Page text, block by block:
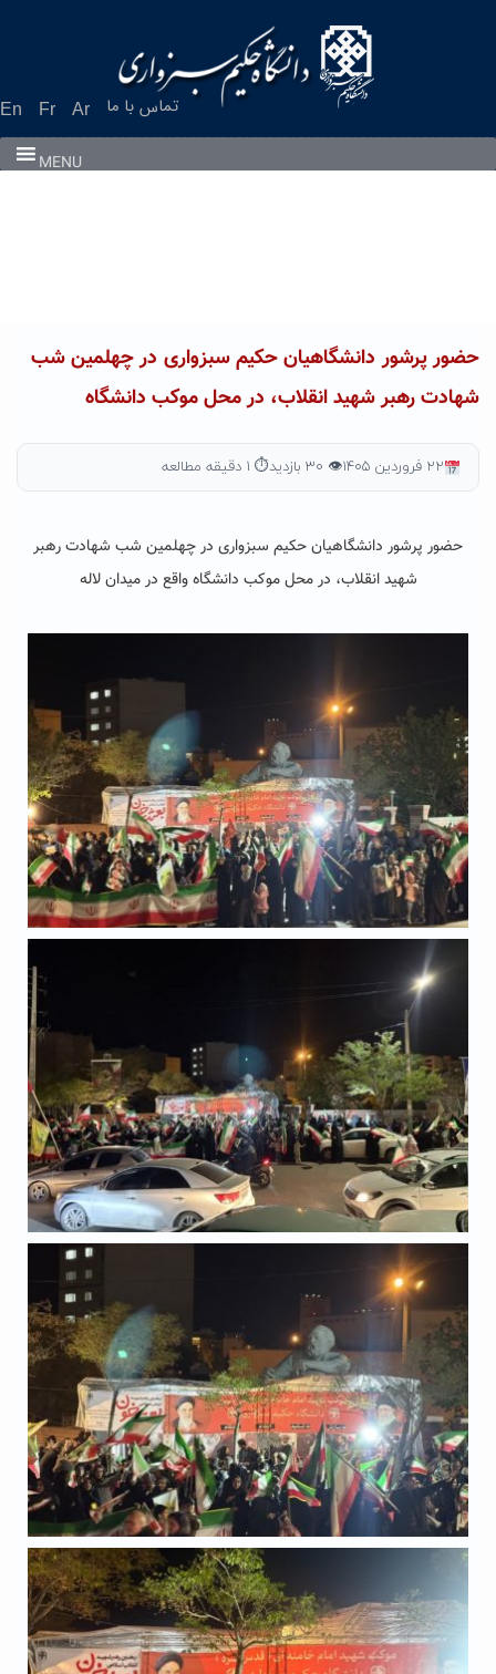
En Fr Ar تماس با ما
MENU
حضور پرشور دانشگاهیان حکیم سبزواری در چهلمین شب
شهادت رهبر شهید انقلاب، در محل موکب دانشگاه
۲۲ فروردین ۱۴۰۵ 👁 ۳۰ بازدید ⏱ ۱ دقیقه مطالعه
حضور پرشور دانشگاهیان حکیم سبزواری در چهلمین شب شهادت رهبر
شهید انقلاب، در محل موکب دانشگاه واقع در میدان لاله